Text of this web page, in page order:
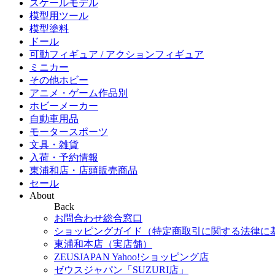
スケールモデル
模型用ツール
模型塗料
ドール
可動フィギュア / アクションフィギュア
ミニカー
その他ホビー
アニメ・ゲーム作品別
ホビーメーカー
自動車用品
モータースポーツ
文具・雑貨
入荷・予約情報
東浦和店・店頭販売商品
セール
About
Back
お問合わせ総合窓口
ショッピングガイド（特定商取引に関する法律に
東浦和本店（実店舗）
ZEUSJAPAN Yahoo!ショッピング店
ゼウスジャパン「SUZURI店」